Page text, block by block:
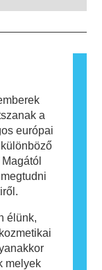
jelenti
nem
a
európai
élünk,
melyek